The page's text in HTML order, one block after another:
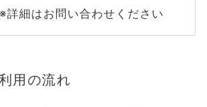
※詳細はお問い合わせください
用の流れ